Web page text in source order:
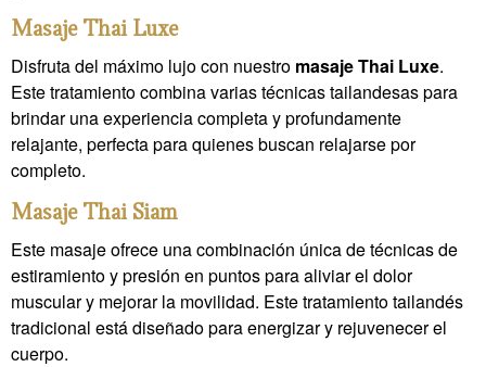
Masaje Thai Luxe
Disfruta del máximo lujo con nuestro masaje Thai Luxe.
Este tratamiento combina varias técnicas tailandesas para
brindar una experiencia completa y profundamente
relajante, perfecta para quienes buscan relajarse por
completo.
Masaje Thai Siam
Este masaje ofrece una combinación única de técnicas de
estiramiento y presión en puntos para aliviar el dolor
muscular y mejorar la movilidad. Este tratamiento tailandés
tradicional está diseñado para energizar y rejuvenecer el
cuerpo.